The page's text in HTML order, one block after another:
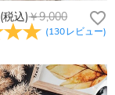
(税込)￥9,000
(130レビュー)